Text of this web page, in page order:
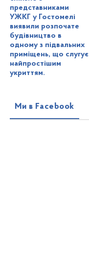
представниками
УЖКГ у Гостомелі
виявили розпочате
будівництво в
одному з підвальних
приміщень, що слугує
найпростішим
укриттям.
Ми в Facebook